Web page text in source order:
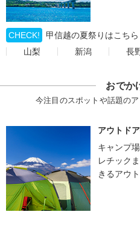
CHECK!
甲信越の夏祭りはこちら
山梨
新潟 長
おでか
今注目のスポットや話題の
アウトド
キャンプ
レチック
きるアウ